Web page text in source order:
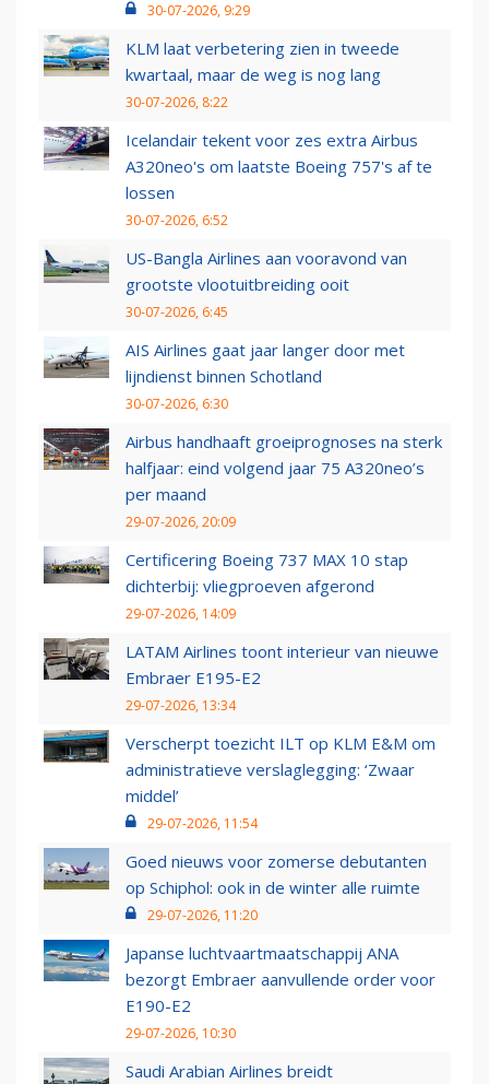
30-07-2026, 9:29
KLM laat verbetering zien in tweede
kwartaal, maar de weg is nog lang
30-07-2026, 8:22
Icelandair tekent voor zes extra Airbus
A320neo's om laatste Boeing 757's af te
lossen
30-07-2026, 6:52
US-Bangla Airlines aan vooravond van
grootste vlootuitbreiding ooit
30-07-2026, 6:45
AIS Airlines gaat jaar langer door met
lijndienst binnen Schotland
30-07-2026, 6:30
Airbus handhaaft groeiprognoses na sterk
halfjaar: eind volgend jaar 75 A320neo’s
per maand
29-07-2026, 20:09
Certificering Boeing 737 MAX 10 stap
dichterbij: vliegproeven afgerond
29-07-2026, 14:09
LATAM Airlines toont interieur van nieuwe
Embraer E195-E2
29-07-2026, 13:34
Verscherpt toezicht ILT op KLM E&M om
administratieve verslaglegging: ‘Zwaar
middel’
29-07-2026, 11:54
Goed nieuws voor zomerse debutanten
op Schiphol: ook in de winter alle ruimte
29-07-2026, 11:20
Japanse luchtvaartmaatschappij ANA
bezorgt Embraer aanvullende order voor
E190-E2
29-07-2026, 10:30
Saudi Arabian Airlines breidt